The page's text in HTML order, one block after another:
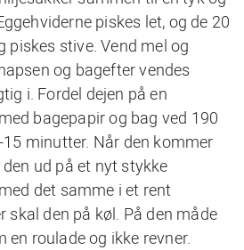
piskes let, og de 20
stive. Vend mel og
og bagefter vendes
i. Fordel dejen på en
bagepapir og bag ved 190
minutter. Når den kommer
ud på et nyt stykke
det samme i et rent
skal den på køl. På den måde
en roulade og ikke revner.